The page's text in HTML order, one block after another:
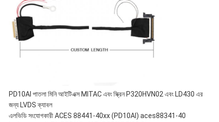
PD10AI পাতলা মিনি আইটিএক্স MITAC এবং স্ক্রিন P320HVN02 এবং LD430 এর
জন্য LVDS ক্যাবল
এলভিডি সংযোগকারী ACES 88441-40xx (PD10AI) aces88341-40